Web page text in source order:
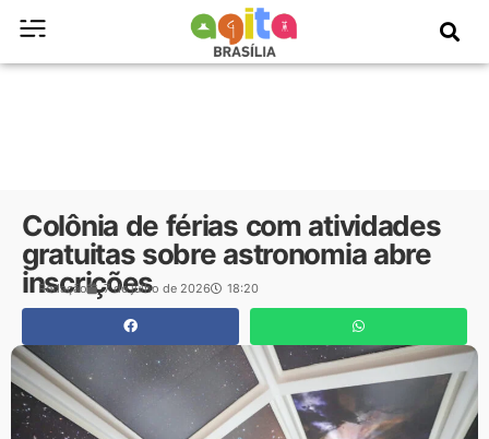
Colônia de férias com atividades
gratuitas sobre astronomia abre
inscrições
Redação 7 de julho de 2026 18:20